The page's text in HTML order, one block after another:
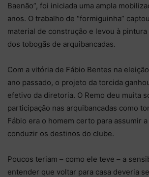
Baenão”, foi iniciada uma ampla
anos. O trabalho de “formiguinha”
material de construção e levou à
dos tobogãs de arquibancadas.
Com a vitória de Fábio Bentes na
ano passado, o projeto da torcida
efetivo da diretoria. O Remo deu muita
participação nas arquibancadas como
Fábio era o homem certo para assumir
conduzir os destinos do clube.
Poucos teriam – como ele teve – a
entender que voltar para casa deveria